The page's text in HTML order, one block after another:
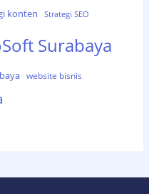
konten Strategi SEO
Surabaya
website bisnis